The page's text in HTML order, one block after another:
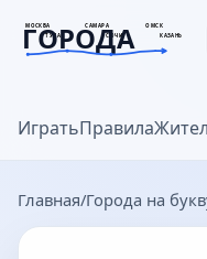
МОСКВА САМАРА
ОМСК
ТУЛА
СОЧИ КАЗАНЬ
ГОРОДА
goroda-na.ru
ИгратьПравила
Главная Города на